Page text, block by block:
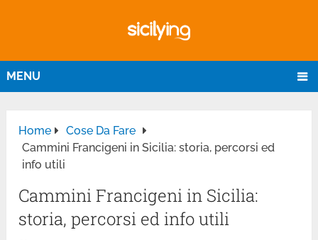
MENU
Home
Cose Da Fare
Cammini Francigeni in Sicilia: storia, percorsi ed
info utili
Cammini Francigeni in Sicilia:
storia, percorsi ed info utili